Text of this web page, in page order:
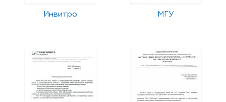
Инвитро МГУ